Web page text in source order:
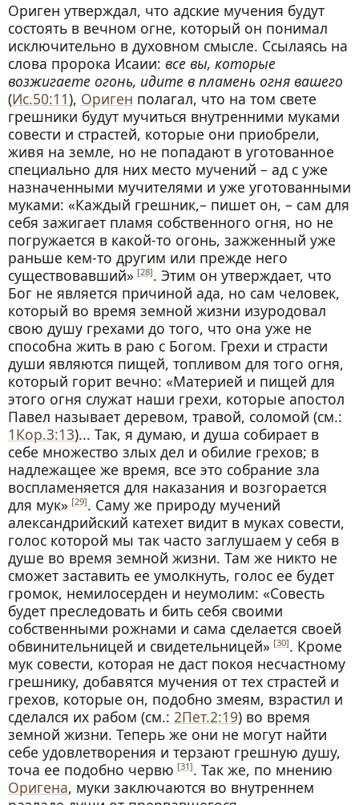
Ориген утверждал, что адские мучения будут
состоять в вечном огне, который он понимал
исключительно в духовном смысле. Ссылаясь на
слова пророка Исаии: все вы, которые
возжигаете огонь, идите в пламень огня вашего
(Ис.50:11), Ориген полагал, что на том свете
грешники будут мучиться внутренними муками
совести и страстей, которые они приобрели,
живя на земле, но не попадают в уготованное
специально для них место мучений – ад с уже
назначенными мучителями и уже уготованными
муками: «Каждый грешник,– пишет он, – сам для
себя зажигает пламя собственного огня, но не
погружается в какой-то огонь, зажженный уже
раньше кем-то другим или прежде него
существовавший» [28]. Этим он утверждает, что
Бог не является причиной ада, но сам человек,
который во время земной жизни изуродовал
свою душу грехами до того, что она уже не
способна жить в раю с Богом. Грехи и страсти
души являются пищей, топливом для того огня,
который горит вечно: «Материей и пищей для
этого огня служат наши грехи, которые апостол
Павел называет деревом, травой, соломой (см.:
1Кор.3:13)... Так, я думаю, и душа собирает в
себе множество злых дел и обилие грехов; в
надлежащее же время, все это собрание зла
воспламеняется для наказания и возгорается
для мук» [29]. Саму же природу мучений
александрийский катехет видит в муках совести,
голос которой мы так часто заглушаем у себя в
душе во время земной жизни. Там же никто не
сможет заставить ее умолкнуть, голос ее будет
громок, немилосерден и неумолим: «Совесть
будет преследовать и бить себя своими
собственными рожнами и сама сделается своей
обвинительницей и свидетельницей» [30]. Кроме
мук совести, которая не даст покоя несчастному
грешнику, добавятся мучения от тех страстей и
грехов, которые он, подобно змеям, взрастил и
сделался их рабом (см.: 2Пет.2:19) во время
земной жизни. Теперь же они не могут найти
себе удовлетворения и терзают грешную душу,
точа ее подобно червю [31]. Так же, по мнению
Оригена, муки заключаются во внутреннем